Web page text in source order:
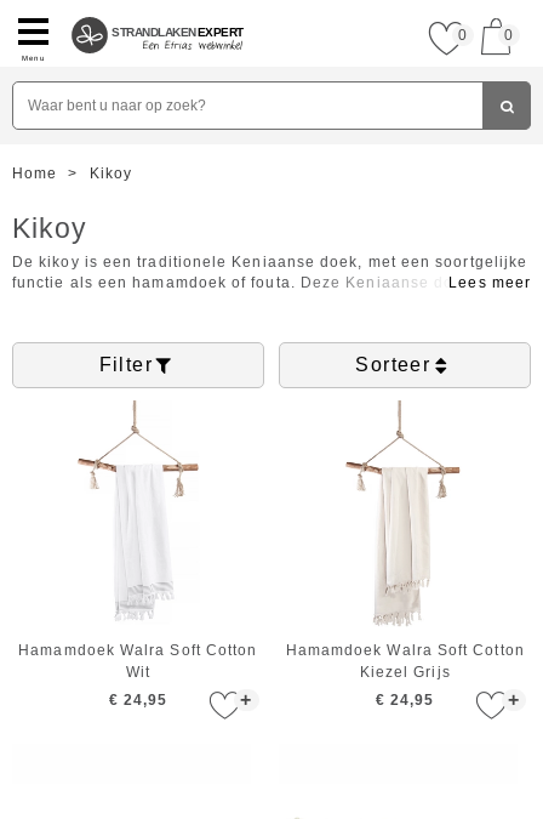
Menu
STRANDLAKENEXPERT 0 0
Home > Kikoy
Kikoy
De kikoy is een traditionele Keniaanse doek, met een soortgelijke
functie als een hamamdoek of fouta. Deze Keniaanse doeken
prettig voor in de sauna zijn. Deze doeken zijn namelijk licht van
gewicht, vocht absorberend, snel drogend en soepel waardoor te
gebruiken als omslagdoek. Klik op onderstaande afbeeldingen
Filter Sorteer
+
Hamamdoek Walra Soft Cotton
Wit
€ 24,95
+
Hamamdoek Walra Soft Cotton
Kiezel Grijs
€ 24,95